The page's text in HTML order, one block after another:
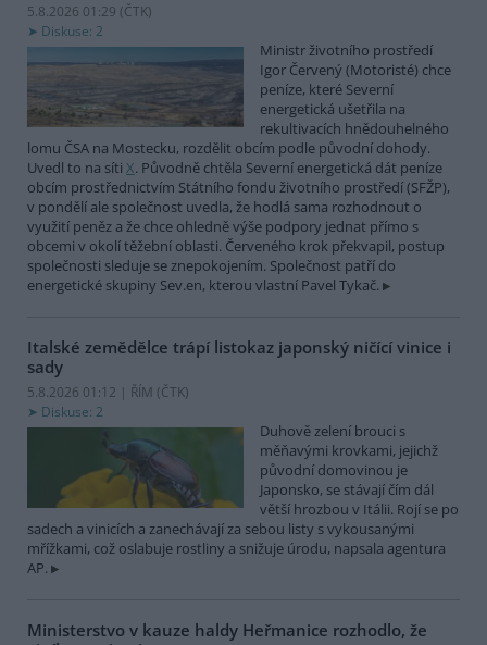
5.8.2026 01:29 (ČTK)
Diskuse: 2
Ministr životního prostředí
Igor Červený (Motoristé) chce
peníze, které Severní
energetická ušetřila na
rekultivacích hnědouhelného
lomu ČSA na Mostecku, rozdělit obcím podle původní dohody.
Uvedl to na síti X. Původně chtěla Severní energetická dát peníze
obcím prostřednictvím Státního fondu životního prostředí (SFŽP),
v pondělí ale společnost uvedla, že hodlá sama rozhodnout o
využití peněz a že chce ohledně výše podpory jednat přímo s
obcemi v okolí těžební oblasti. Červeného krok překvapil, postup
společnosti sleduje se znepokojením. Společnost patří do
energetické skupiny Sev.en, kterou vlastní Pavel Tykač.
Italské zemědělce trápí listokaz japonský ničící vinice i
sady
5.8.2026 01:12 | ŘÍM (ČTK)
Diskuse: 2
Duhově zelení brouci s
měňavými krovkami, jejichž
původní domovinou je
Japonsko, se stávají čím dál
větší hrozbou v Itálii. Rojí se po
sadech a vinicích a zanechávají za sebou listy s vykousanými
mřížkami, což oslabuje rostliny a snižuje úrodu, napsala agentura
AP.
Ministerstvo v kauze haldy Heřmanice rozhodlo, že